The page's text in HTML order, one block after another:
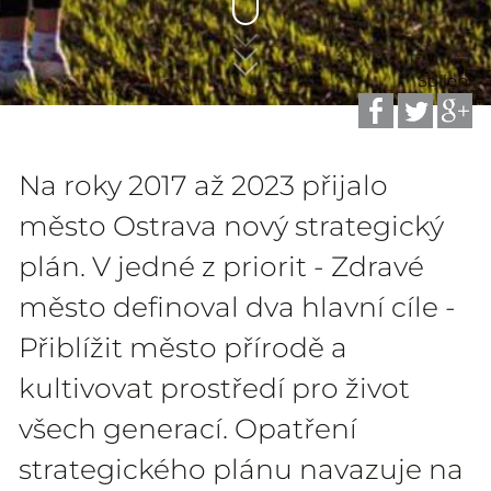
Sdílení
Na roky 2017 až 2023 přijalo
město Ostrava nový strategický
plán. V jedné z priorit - Zdravé
město definoval dva hlavní cíle -
Přiblížit město přírodě a
kultivovat prostředí pro život
všech generací. Opatření
strategického plánu navazuje na